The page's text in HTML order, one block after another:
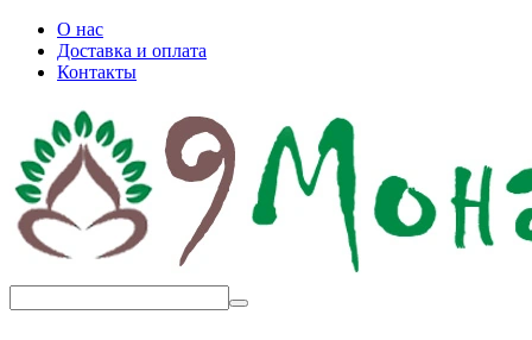
О нас
Доставка и оплата
Контакты